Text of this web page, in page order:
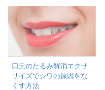
口元のたるみ解消エクサ
サイズでシワの原因をな
くす方法